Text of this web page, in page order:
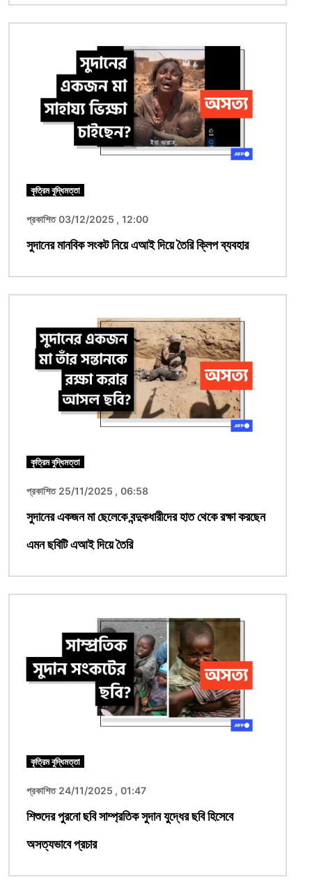
কৃত্রিম বুদ্ধিমত্তা
প্রকাশিত 03/12/2025 , 12:00
সুদানের মানবিক সংকট নিয়ে এআই দিয়ে তৈরি ক্লিপ ব্যবহার
কৃত্রিম বুদ্ধিমত্তা
প্রকাশিত 25/11/2025 , 06:58
সুদানের একজন মা ছেলেকে বন্দুকধারীদের হাত থেকে রক্ষা করছেন
এমন ছবিটি এআই দিয়ে তৈরি
কৃত্রিম বুদ্ধিমত্তা
প্রকাশিত 24/11/2025 , 01:47
শিশুদের পুরনো ছবি সাম্প্রতিক সুদান যুদ্ধের ছবি হিসেবে
অসত্যভাবে প্রচার